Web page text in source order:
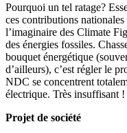
Pourquoi un tel ratage?
ces contributions
l’imaginaire des Climate
des énergies fossiles.
bouquet énergétique
d’ailleurs), c’est régler le
NDC se concentrent
électrique. Très insuffisant !
Projet de société